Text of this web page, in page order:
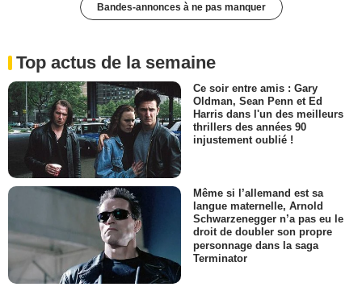
Bandes-annonces à ne pas manquer
Top actus de la semaine
Ce soir entre amis : Gary
Oldman, Sean Penn et Ed
Harris dans l'un des meilleurs
thrillers des années 90
injustement oublié !
Même si l’allemand est sa
langue maternelle, Arnold
Schwarzenegger n’a pas eu le
droit de doubler son propre
personnage dans la saga
Terminator